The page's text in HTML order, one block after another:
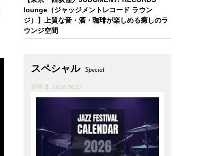
lounge（ジャッジメントレコード ラウン
ジ）】上質な音・酒・珈琲が楽しめる癒しのラ
ウンジ空間
スペシャル Special
投稿日 : 2026.06.27